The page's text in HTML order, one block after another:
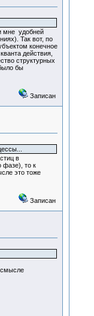
мне удобней
Так вот, по
конечное
действия,
структурных
бы
Записан
в
фазе), то к
это тоже
Записан
смысле